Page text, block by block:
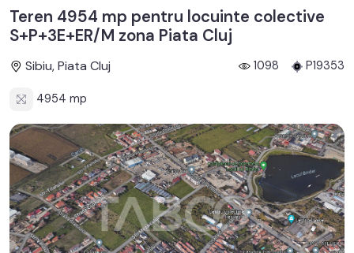
Teren 4954 mp pentru locuinte colective
S+P+3E+ER/M zona Piata Cluj
Sibiu, Piata Cluj 1098 P19353
4954 mp